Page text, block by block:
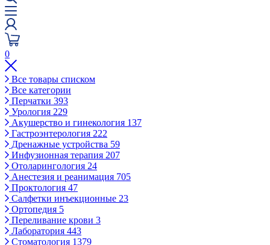
0
Все товары списком
Все категории
Перчатки 393
Урология 229
Акушерство и гинекология 137
Гастроэнтерология 222
Дренажные устройства 59
Инфузионная терапия 207
Отоларингология 24
Анестезия и реанимация 705
Проктология 47
Салфетки инъекционные 23
Ортопедия 5
Переливание крови 3
Лаборатория 443
Стоматология 1379